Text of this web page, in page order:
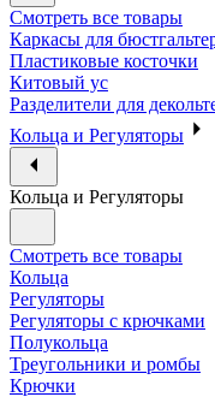
Смотреть все товары
Каркасы для
Пластиковые косточки
Китовый ус
Разделители для
Кольца и Регуляторы
Кольца и Регуляторы
Смотреть все товары
Кольца
Регуляторы
Регуляторы с крючками
Полукольца
Треугольники и ромбы
Крючки